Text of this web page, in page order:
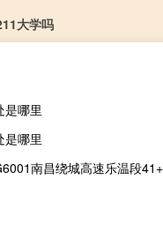
大学吗
是哪里
是哪里